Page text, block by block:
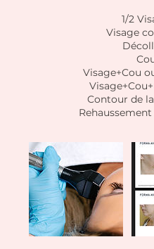
1/2
Visage
Visage+Cou
Contour de